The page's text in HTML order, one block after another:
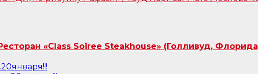
«Class Soiree Steakhouse» (Голливуд,